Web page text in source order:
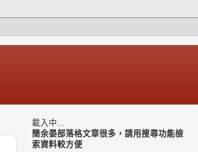
載入中...
簡余晏部落格文章很多，請用搜尋功能檢
索資料較方便